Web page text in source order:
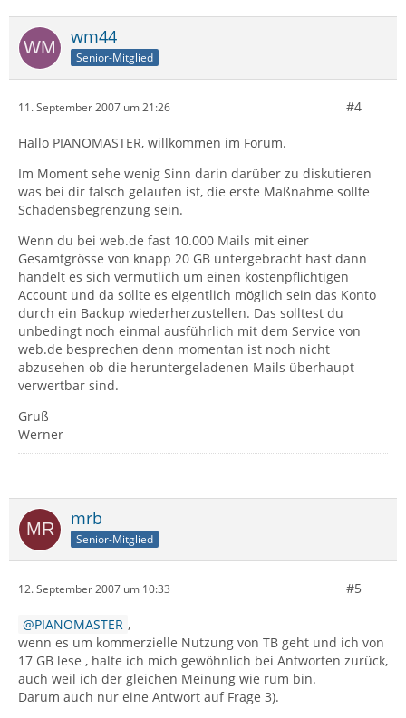
wm44
Senior-Mitglied
11. September 2007 um 21:26 #4
Hallo PIANOMASTER, willkommen im Forum.
Im Moment sehe wenig Sinn darin darüber zu diskutieren
was bei dir falsch gelaufen ist, die erste Maßnahme sollte
Schadensbegrenzung sein.
Wenn du bei web.de fast 10.000 Mails mit einer
Gesamtgrösse von knapp 20 GB untergebracht hast dann
handelt es sich vermutlich um einen kostenpflichtigen
Account und da sollte es eigentlich möglich sein das Konto
durch ein Backup wiederherzustellen. Das solltest du
unbedingt noch einmal ausführlich mit dem Service von
web.de besprechen denn momentan ist noch nicht
abzusehen ob die heruntergeladenen Mails überhaupt
verwertbar sind.
Gruß
Werner
mrb
Senior-Mitglied
12. September 2007 um 10:33 #5
PIANOMASTER ,
wenn es um kommerzielle Nutzung von TB geht und ich von
17 GB lese , halte ich mich gewöhnlich bei Antworten zurück,
auch weil ich der gleichen Meinung wie rum bin.
Darum auch nur eine Antwort auf Frage 3).